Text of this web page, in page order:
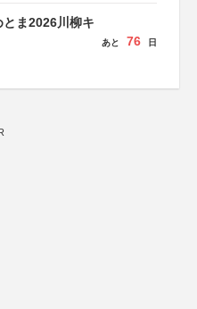
ま2026川柳キ
あと 76 日